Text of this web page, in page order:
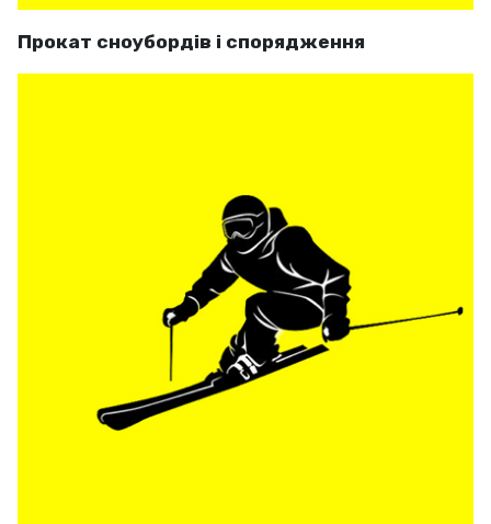
Прокат сноубордів і спорядження